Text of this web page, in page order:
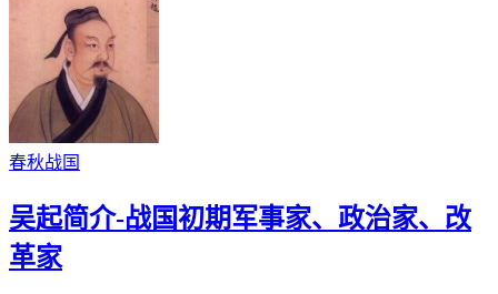
春秋战国
吴起简介-战国初期军事家、政治家、改
革家